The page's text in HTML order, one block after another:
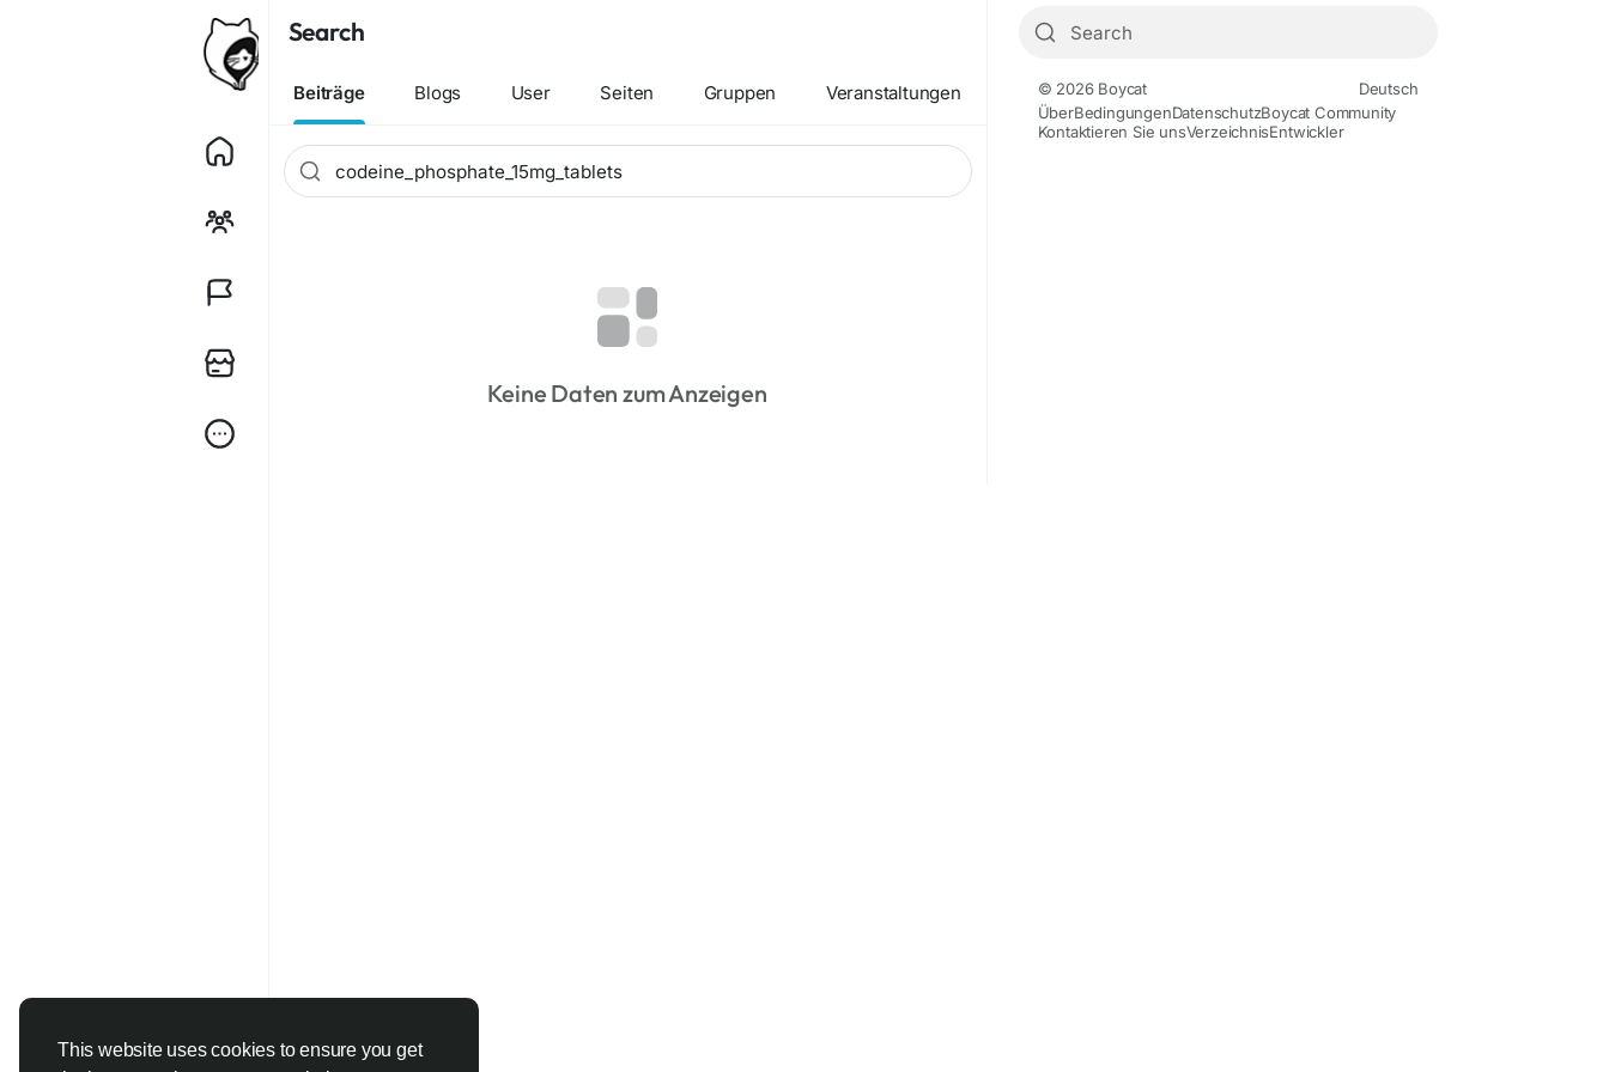
This website uses cookies to ensure you get
Search
Beiträge Blogs User Seiten Gruppen Veranstaltungen
Keine Daten zum Anzeigen
© 2026 Boycat
Deutsch
ÜberBedingungenDatenschutzBoycat Community
Kontaktieren Sie unsVerzeichnisEntwickler